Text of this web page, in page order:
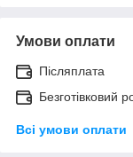
Умови оплати
Післяплата
Безготівковий
Всі умови оплати